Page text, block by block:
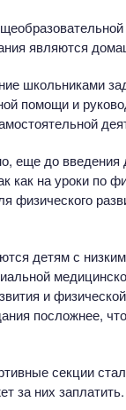
являются
школьниками
помощи и
еще до
на уроки по
физического
детям с
и
посложнее,
секции
за них